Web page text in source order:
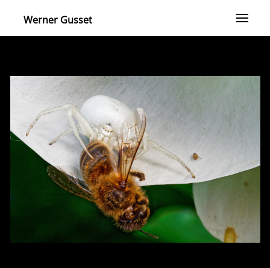
Werner Gusset